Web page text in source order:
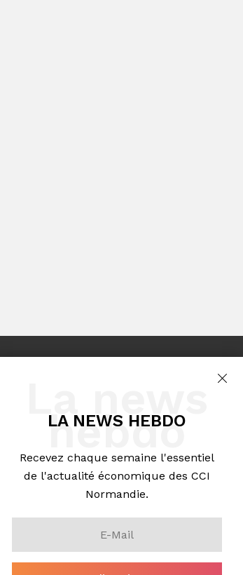
VOTRE RÉSEAU CCI
hebdo
LA NEWS HEBDO
Recevez chaque semaine l'essentiel
de l'actualité économique des CCI
Normandie.